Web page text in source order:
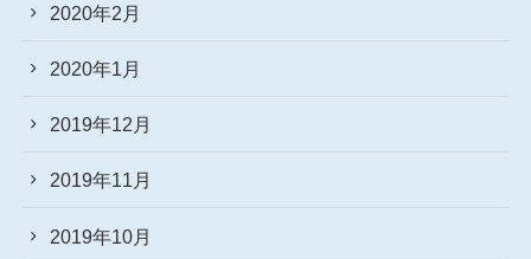
2020年2月
2020年1月
2019年12月
2019年11月
2019年10月